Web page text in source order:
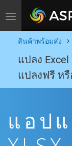
Toggle navigation
สินค้าพร้อมส่ง
แปลง Excel
แปลงฟรี หรื
แอปแ